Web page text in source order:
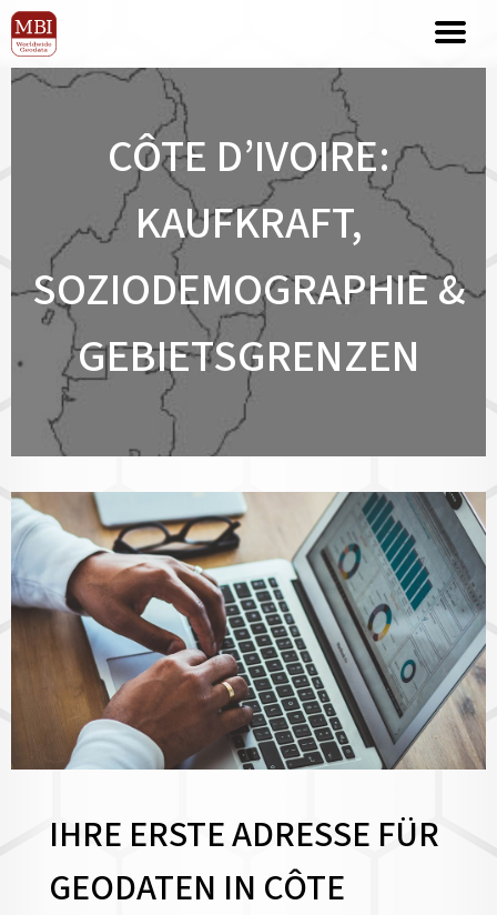
CÔTE D’IVOIRE:
KAUFKRAFT,
SOZIODEMOGRAPHIE &
GEBIETSGRENZEN
IHRE ERSTE ADRESSE FÜR
GEODATEN IN CÔTE